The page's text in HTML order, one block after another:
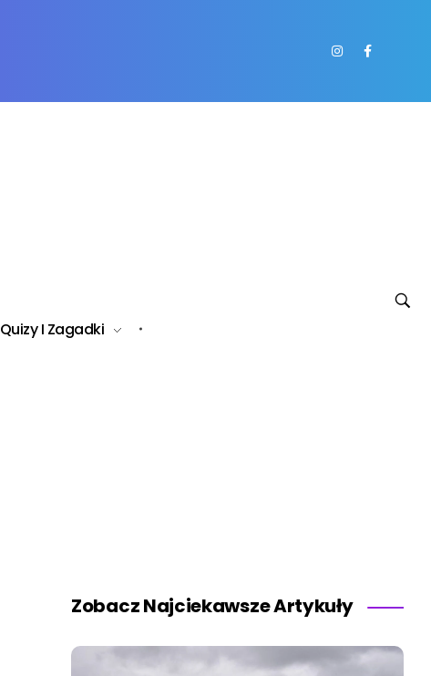
Quizy I Zagadki
Zobacz Najciekawsze Artykuły